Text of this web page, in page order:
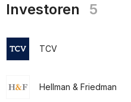
Investoren 5
TCV
Hellman & Friedman